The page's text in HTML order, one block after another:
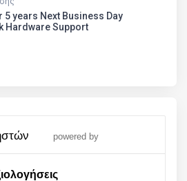
5 years Next Business Day
Hardware Support
powered by